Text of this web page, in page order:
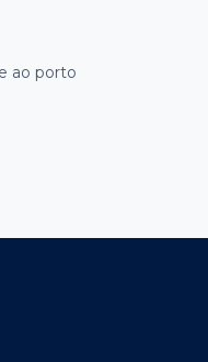
ao porto